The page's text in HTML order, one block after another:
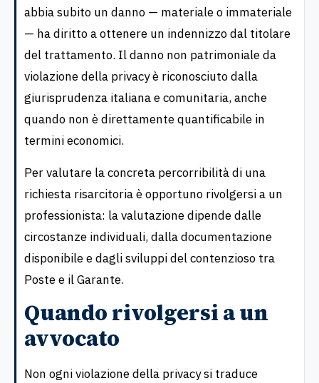
abbia subito un danno — materiale o immateriale
— ha diritto a ottenere un indennizzo dal titolare
del trattamento. Il danno non patrimoniale da
violazione della privacy è riconosciuto dalla
giurisprudenza italiana e comunitaria, anche
quando non è direttamente quantificabile in
termini economici.
Per valutare la concreta percorribilità di una
richiesta risarcitoria è opportuno rivolgersi a un
professionista: la valutazione dipende dalle
circostanze individuali, dalla documentazione
disponibile e dagli sviluppi del contenzioso tra
Poste e il Garante.
Quando rivolgersi a un
avvocato
Non ogni violazione della privacy si traduce